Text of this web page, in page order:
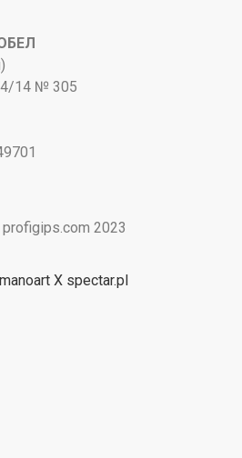
14 № 305
2023
X spectar.pl